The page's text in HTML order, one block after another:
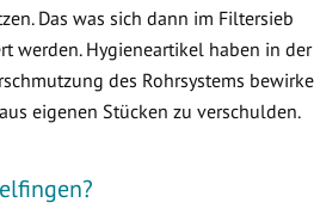
Das was sich dann im Filtersieb
werden. Hygieneartikel haben in der
des Rohrsystems
eigenen Stücken zu verschulden.